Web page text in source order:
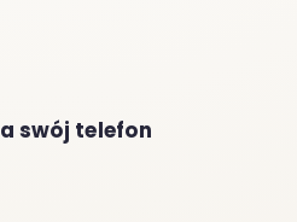
swój telefon